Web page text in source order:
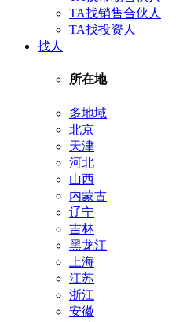
TA找销售合伙人
TA找投资人
找人
所在地
多地域
北京
天津
河北
山西
内蒙古
辽宁
吉林
黑龙江
上海
江苏
浙江
安徽